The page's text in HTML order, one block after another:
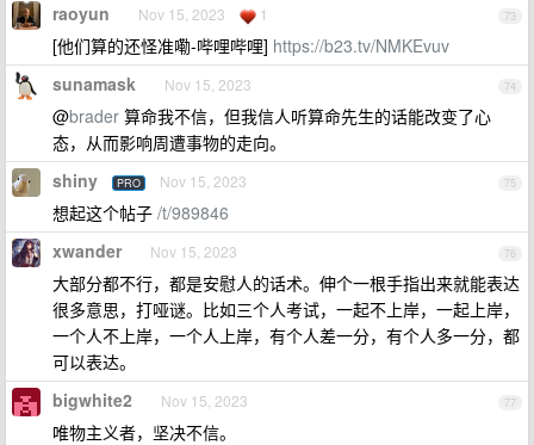
73
raoyun Nov 15, 2023 1
[他们算的还怪准嘞-哔哩哔哩] https://b23.tv/NMKEvuv
74
sunamask Nov 15, 2023
@brader 算命我不信，但我信人听算命先生的话能改变了心
态，从而影响周遭事物的走向。
75
shiny PRO Nov 15, 2023
想起这个帖子 /t/989846
76
xwander Nov 15, 2023
大部分都不行，都是安慰人的话术。伸个一根手指出来就能表达
很多意思，打哑谜。比如三个人考试，一起不上岸，一起上岸，
一个人不上岸，一个人上岸，有个人差一分，有个人多一分，都
可以表达。
77
bigwhite2 Nov 15, 2023
唯物主义者，坚决不信。